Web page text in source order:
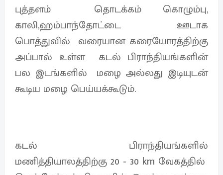
புத்தளம் தொடக்கம் கொழும்பு,
காலி,ஹம்பாந்தோட்டை ஊடாக
பொத்துவில் வரையான கரையோரத்திற்கு
அப்பால் உள்ள கடல் பிராந்தியங்களின்
பல இடங்களில் மழை அல்லது இடியுடன்
கூடிய மழை பெய்யக்கூடும்.
கடல் பிராந்தியங்களில்
மணித்தியாலத்திற்கு 20 ‐ 30 km வேகத்தில்